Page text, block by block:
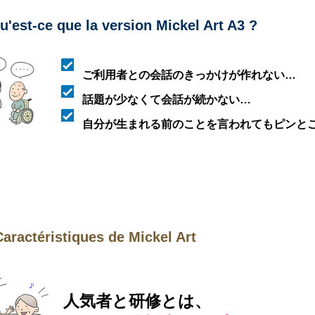
ce que la version Mickel Art A3 ?
ご利用者との会話のきっかけが作れない…
話題が少なくて会話が続かない…
自分が生まれる前のことを言われてもピンと
de Mickel Art
人気者と研修とは、